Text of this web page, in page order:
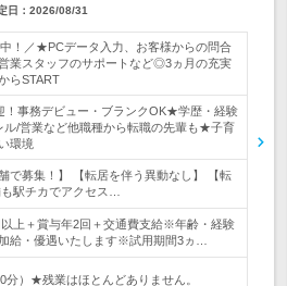
日： 2026/08/31
！／★PCデータ入力、お客様からの問合
業スタッフのサポートなど◎3ヵ月の充実
らSTART
！事務デビュー・ブランクOK★学歴・経験
ル/営業など他職種から転職の先輩も★子育
環境
で募集！】 【転居を伴う異動なし】 【転
駅チカでアクセス…
以上＋賞与年2回＋交通費支給※年齢・経験
給・優遇いたします※試用期間3ヵ…
分）★残業はほとんどありません。